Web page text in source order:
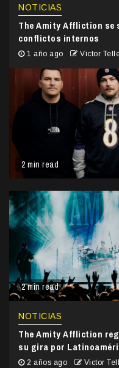
2 min read
NOTICIAS
The Amity Affliction se
conflictos internos
1 año ago Victor
2 min read
NOTICIAS
The Amity Affliction
su gira por
2 años ago Victor